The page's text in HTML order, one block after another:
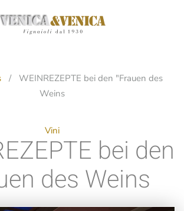
WEINREZEPTE bei den "Frauen des
Weins
Vini
bei den
des Weins